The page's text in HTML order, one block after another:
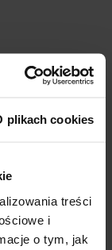
plikach cookies
treści
i
o tym, jak
MODEL
CRYSTAL